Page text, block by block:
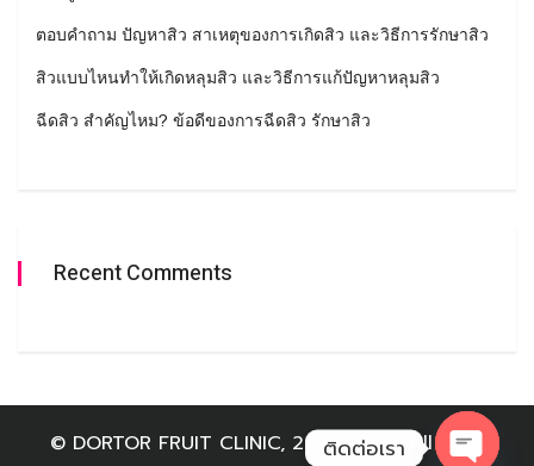
ตอบคำถาม ปัญหาสิว สาเหตุของการเกิดสิว และวิธีการรักษาสิว
สิวแบบไหนทำให้เกิดหลุมสิว และวิธีการแก้ปัญหาหลุมสิว
ฉีดสิว สำคัญไหม? ข้อดีของการฉีดสิว รักษาสิว
Recent Comments
© DORTOR FRUIT CLINIC, 2020-2025. All right
ติดต่อเรา